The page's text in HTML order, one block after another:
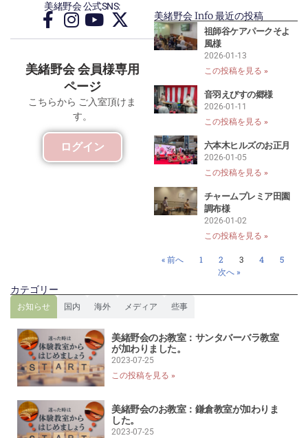
美緒野会 公式SNS:
美緒野会 会員様専用
ページ
こちらから ご入室頂けま
す。
ログイン
美緒野会 Info 最近の投稿
祖師谷ケアパークそよ
風様
2026-01-13
この投稿を見る »
音羽えびすの郷様
2026-01-11
この投稿を見る »
六本木ヒルズのお正月
2026-01-05
この投稿を見る »
チャームプレミア田園
調布様
2026-01-02
この投稿を見る »
« 前へ 1 2 3 4
5
次へ »
カテゴリー
お知らせ 国内 海外 メディア 些事
美緒野会のお教室：サンタバーバラ教室
が加わりました。
2023-07-25
この投稿を見る »
美緒野会のお教室：鎌倉教室が加わりま
した。
2023-07-25